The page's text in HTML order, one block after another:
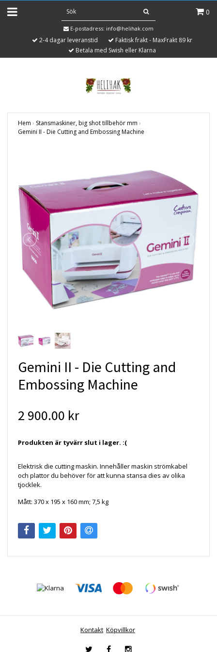
0
E-postadress: info@helihak.com
2-4 dagar leveranstid
Faktisk frakt - MaxFrakt 89 kr
Betala med Swish eller Klarna
Hem › Stansmaskiner, big shot tillbehör mm ›
Gemini II - Die Cutting and Embossing Machine
Gemini II - Die Cutting and
Embossing Machine
2 900.00 kr
Produkten är tyvärr slut i lager. :(
Elektrisk die cutting maskin. Innehåller maskin strömkabel
och plattor du behöver för att kunna stansa dies av olika
tjocklek.
Mått: 370 x 195 x 160 mm; 7,5 kg
Kontakt Köpvillkor